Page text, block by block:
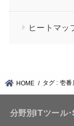
ヒートマッ
HOME タグ : 壱番
分野別ITツール･